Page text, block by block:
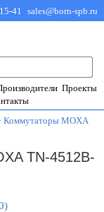
41 sales@born-spb.ru
Проекты
Коммутаторы MOXA
TN-4512B-